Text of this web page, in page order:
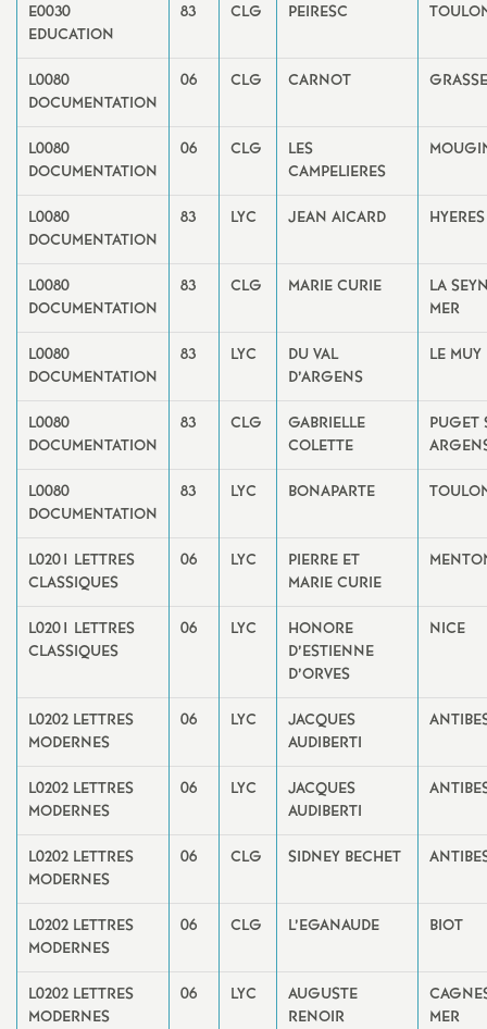
n
m
n
t
s
d
S
e
c
o
n
d
d
e
E0030
EDUCATION
83 CLG PEIRESC
L0080
DOCUMENTATION
06 CLG CARNOT GRASSE
L0080
DOCUMENTATION
06 CLG
LES
CAMPELIERES
L0080
DOCUMENTATION
83 LYC JEAN AICARD HYERES
L0080
DOCUMENTATION
83 CLG MARIE CURIE
LA
MER
L0080
DOCUMENTATION
83 LYC
DU VAL
D’ARGENS
LE MUY
L0080
DOCUMENTATION
83 CLG
GABRIELLE
COLETTE
PUGET
L0080
DOCUMENTATION
83 LYC BONAPARTE
L0201 LETTRES
CLASSIQUES
06 LYC
PIERRE ET
MARIE CURIE
L0201 LETTRES
CLASSIQUES
06 LYC
HONORE
D’ESTIENNE
D’ORVES
NICE
L0202 LETTRES
MODERNES
06 LYC
JACQUES
AUDIBERTI
L0202 LETTRES
MODERNES
06 LYC
JACQUES
AUDIBERTI
L0202 LETTRES
MODERNES
06 CLG SIDNEY BECHET
L0202 LETTRES
MODERNES
06 CLG L’EGANAUDE BIOT
L0202 LETTRES
MODERNES
06 LYC
AUGUSTE
RENOIR
MER